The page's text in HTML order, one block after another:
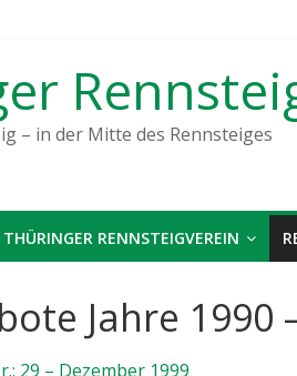
– in der Mitte des Rennsteiges
THÜRINGER RENNSTEIGVEREIN
Jahre 1990
29 – Dezember 1999